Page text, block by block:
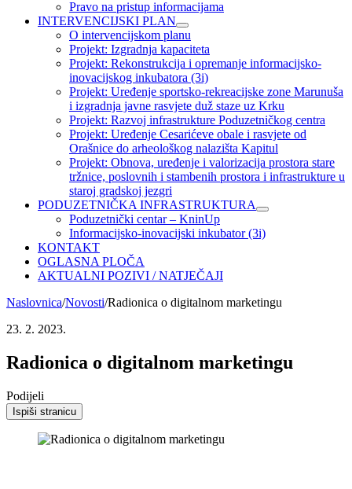
Pravo na pristup informacijama
INTERVENCIJSKI PLAN
O intervencijskom planu
Projekt: Izgradnja kapaciteta
Projekt: Rekonstrukcija i opremanje informacijsko-
inovacijskog inkubatora (3i)
Projekt: Uređenje sportsko-rekreacijske zone Marunuša
i izgradnja javne rasvjete duž staze uz Krku
Projekt: Razvoj infrastrukture Poduzetničkog centra
Projekt: Uređenje Cesarićeve obale i rasvjete od
Orašnice do arheološkog nalazišta Kapitul
Projekt: Obnova, uređenje i valorizacija prostora stare
tržnice, poslovnih i stambenih prostora i infrastrukture u
staroj gradskoj jezgri
PODUZETNIČKA INFRASTRUKTURA
Poduzetnički centar – KninUp
Informacijsko-inovacijski inkubator (3i)
KONTAKT
OGLASNA PLOČA
AKTUALNI POZIVI / NATJEČAJI
Naslovnica/Novosti/Radionica o digitalnom marketingu
23. 2. 2023.
Radionica o digitalnom marketingu
Podijeli
Ispiši stranicu